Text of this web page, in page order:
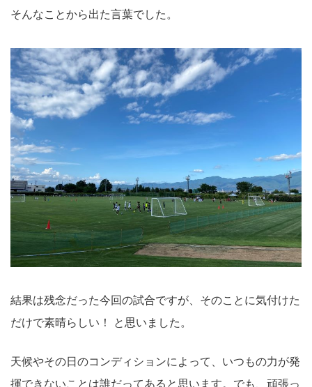
そんなことから出た言葉でした。
結果は残念だった今回の試合ですが、そのことに気付けた
だけで素晴らしい！ と思いました。
天候やその日のコンディションによって、いつもの力が発
揮できないことは誰だってあると思います。でも、頑張っ